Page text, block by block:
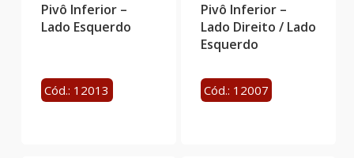
Pivô Inferior –
Lado Esquerdo
Cód.: 12013
Pivô Inferior –
Lado Direito / Lado
Esquerdo
Cód.: 12007